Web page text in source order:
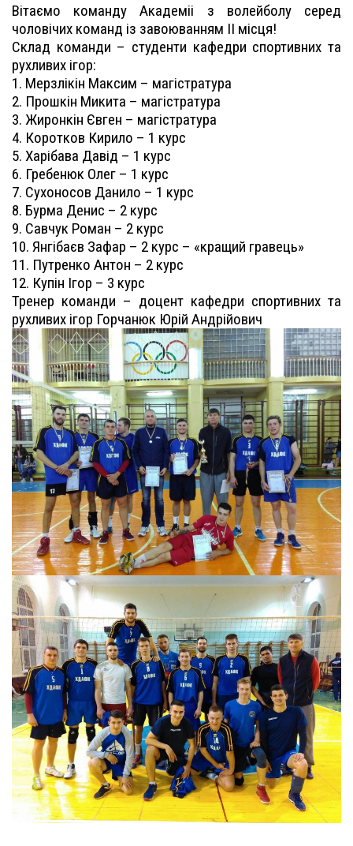
Вітаємо команду Академіі з волейболу серед
чоловічих команд із завоюванням ІІ місця!
Склад команди – студенти кафедри спортивних та
рухливих ігор:
1. Мерзлікін Максим – магістратура
2. Прошкін Микита – магістратура
3. Жиронкін Євген – магістратура
4. Коротков Кирило – 1 курс
5. Харібава Давід – 1 курс
6. Гребенюк Олег – 1 курс
7. Сухоносов Данило – 1 курс
8. Бурма Денис – 2 курс
9. Савчук Роман – 2 курс
10. Янгібаєв Зафар – 2 курс – «кращий гравець»
11. Путренко Антон – 2 курс
12. Купін Ігор – 3 курс
Тренер команди – доцент кафедри спортивних та
рухливих ігор Горчанюк Юрій Андрійович